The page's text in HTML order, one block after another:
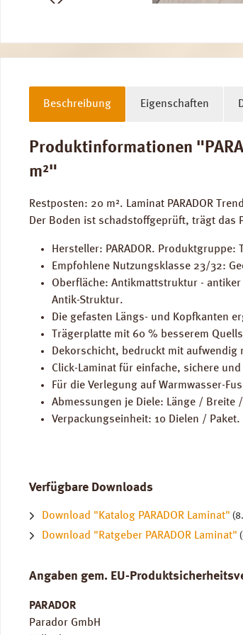
Beschreibung Eigenschaften
Produktinformationen
m²"
Restposten: 20 m². Laminat PARADOR
Der Boden ist schadstoffgeprüft, trägt das
Hersteller: PARADOR.
Empfohlene Nutzungsklasse 23/32:
Oberfläche: Antikmattstruktur -
Antik-Struktur.
Die gefasten Längs- und Kopfkanten
Trägerplatte mit 60 % besserem
Dekorschicht, bedruckt mit aufwendig
Click-Laminat für einfache, sichere
Für die Verlegung auf Warmwasser-
Abmessungen je Diele: Länge / Breite
Verpackungseinheit: 10 Dielen /
Verfügbare Downloads
Download "Katalog PARADOR Laminat"
Download "Ratgeber PARADOR Laminat"
Angaben gem. EU-
PARADOR
Parador GmbH